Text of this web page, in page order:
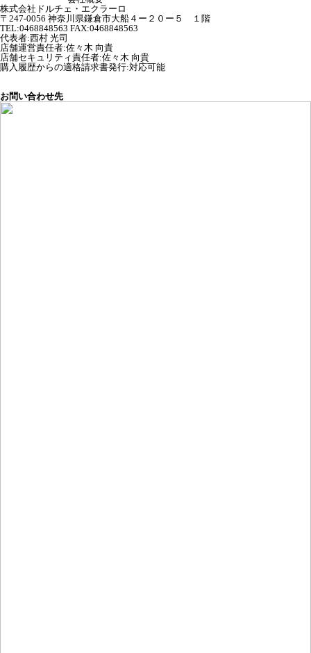
株式会社ドルチェ・エクラーロ
〒247-0056 神奈川県鎌倉市大船４ー２０ー５ １階
TEL:0468848563 FAX:0468848563
代表者:西村 光司
店舗運営責任者:佐々木 向貴
店舗セキュリティ責任者:佐々木 向貴
購入履歴からの適格請求書発行:対応可能
お問い合わせ先